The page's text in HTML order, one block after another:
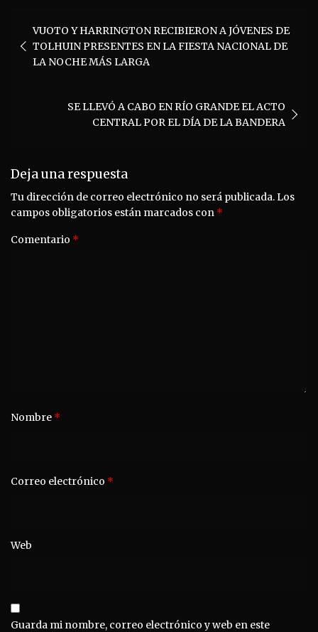
de
entradas
VUOTO Y HARRINGTON RECIBIERON A JÓVENES DE
TOLHUIN PRESENTES EN LA FIESTA NACIONAL DE
LA NOCHE MÁS LARGA
SE LLEVÓ A CABO EN RÍO GRANDE EL ACTO
CENTRAL POR EL DÍA DE LA BANDERA
Deja una respuesta
Tu dirección de correo electrónico no será publicada.Los
campos obligatorios están marcados con *
Comentario *
Nombre *
Correo electrónico *
Web
Guarda mi nombre, correo electrónico y web en este